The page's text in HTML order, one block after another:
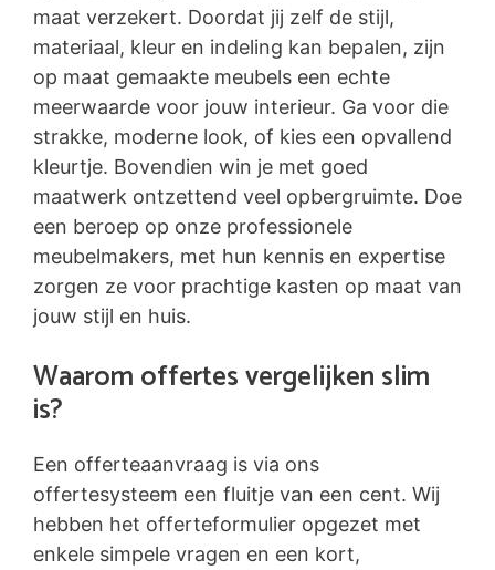
maat verzekert. Doordat jij zelf de stijl,
materiaal, kleur en indeling kan bepalen, zijn
op maat gemaakte meubels een echte
meerwaarde voor jouw interieur. Ga voor die
strakke, moderne look, of kies een opvallend
kleurtje. Bovendien win je met goed
maatwerk ontzettend veel opbergruimte. Doe
een beroep op onze professionele
meubelmakers, met hun kennis en expertise
zorgen ze voor prachtige kasten op maat van
jouw stijl en huis.
Waarom offertes vergelijken slim
is?
Een offerteaanvraag is via ons
offertesysteem een fluitje van een cent. Wij
hebben het offerteformulier opgezet met
enkele simpele vragen en een kort,